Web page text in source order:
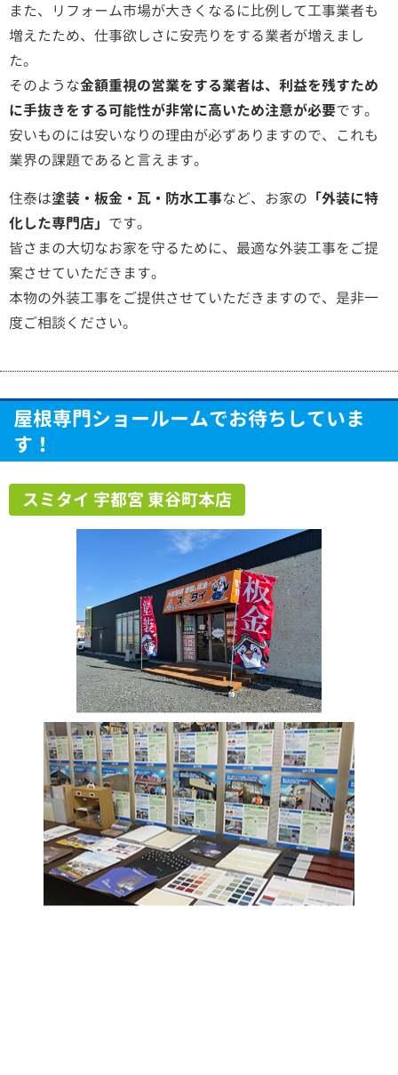
また、リフォーム市場が大きくなるに比例して工事業者も
増えたため、仕事欲しさに安売りをする業者が増えまし
た。
そのような金額重視の営業をする業者は、利益を残すため
に手抜きをする可能性が非常に高いため注意が必要です。
安いものには安いなりの理由が必ずありますので、これも
業界の課題であると言えます。
住泰は塗装・板金・瓦・防水工事など、お家の 「外装に特
化した専門店」 です。
皆さまの大切なお家を守るために、最適な外装工事をご提
案させていただきます。
本物の外装工事をご提供させていただきますので、是非一
度ご相談ください。
屋根専門ショールームでお待ちしていま
す！
スミタイ 宇都宮 東谷町本店